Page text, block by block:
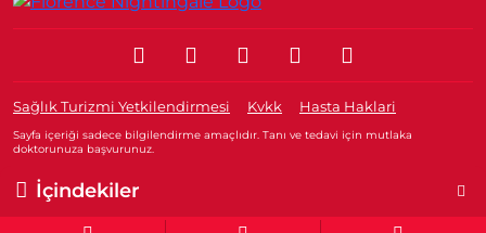
İçindekiler
Sağlık Turizmi Yetkilendirmesi Kvkk Hasta Haklari
Sayfa içeriği sadece bilgilendirme amaçlıdır. Tanı ve tedavi için mutlaka
doktorunuza başvurunuz.